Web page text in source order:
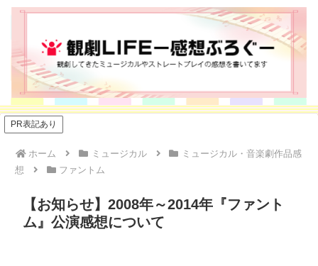
PR表記あり
ホーム ミュージカル
ミュージカル・音楽劇作品感
想
ファントム
【お知らせ】2008年～2014年『ファント
ム』公演感想について